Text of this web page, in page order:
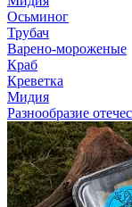
Осьминог
Трубач
Варено-мороженые
Краб
Креветка
Мидия
Разнообразие